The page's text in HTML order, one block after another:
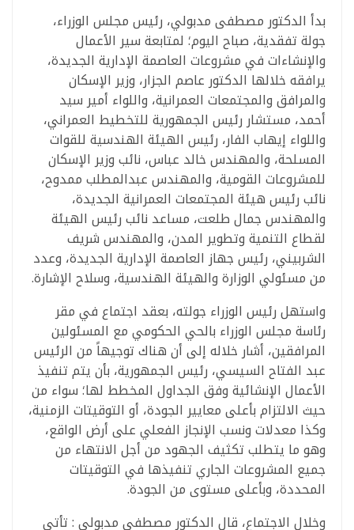
بدأ الدكتور مصطفى مدبولي، رئيس مجلس الوزراء،
جولة تفقدية، صباح اليوم؛ لمتابعة سير الأعمال
والإنشاءات في مشروعات العاصمة الإدارية الجديدة،
يرافقه خلالها الدكتور عاصم الجزار، وزير الإسكان
والمرافق والمجتمعات العمرانية، واللواء أمير سيد
أحمد، مستشار رئيس الجمهورية للتخطيط العمراني،
واللواء إيهاب الفار، رئيس الهيئة الهندسية للقوات
المسلحة، والمهندس خالد عباس، نائب وزير الإسكان
للمشروعات القومية، والمهندس عبدالمطلب ممدوح،
نائب رئيس هيئة المجتمعات العمرانية الجديدة،
والمهندس جمال طلعت، مساعد نائب رئيس الهيئة
لقطاع التنمية وتطوير المدن، والمهندس شريف
الشربيني، رئيس جهاز العاصمة الإدارية الجديدة، وعدد
من مسئولي الوزارة والهيئة الهندسية، وسلاح الإشارة.
واستهل رئيس الوزراء جولته، بعقد اجتماع في مقر
رئاسة مجلس الوزراء بالحي الحكومي مع المسئولين
المرافقين، أشار خلاله إلى أن هناك توجيهاً من الرئيس
عبد الفتاح السيسي، رئيس الجمهورية، بأن يتم تنفيذ
الأعمال الإنشائية وفق الجداول المخطط لها؛ سواء من
حيث الالتزام بأعلى معايير الجودة، أو التوقيتات الزمنية،
وكذا معدلات ونسب الإنجاز الفعلي على أرض الواقع،
وهو ما يتطلب تكثيف الجهود من أجل الانتهاء من
جميع المشروعات الجاري تنفيذها في التوقيتات
المحددة، وبأعلى مستوى من الجودة.
وخلال الاجتماع، قال الدكتور مصطفى مدبولي : تأتي